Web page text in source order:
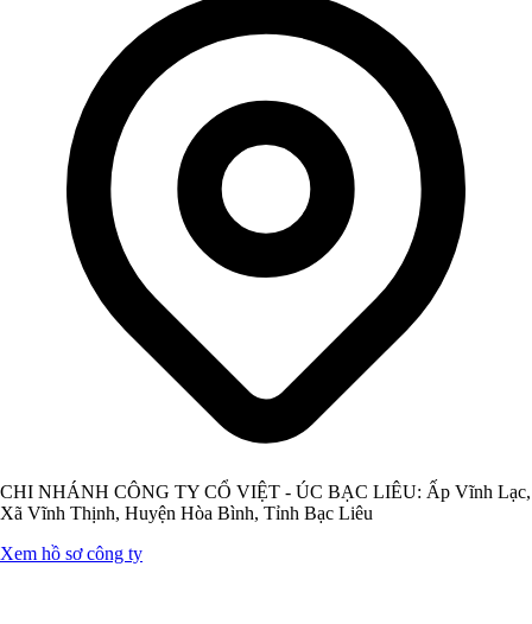
CHI NHÁNH CÔNG TY CỔ VIỆT - ÚC BẠC LIÊU: Ấp Vĩnh Lạc,
Xã Vĩnh Thịnh, Huyện Hòa Bình, Tỉnh Bạc Liêu
Xem hồ sơ công ty